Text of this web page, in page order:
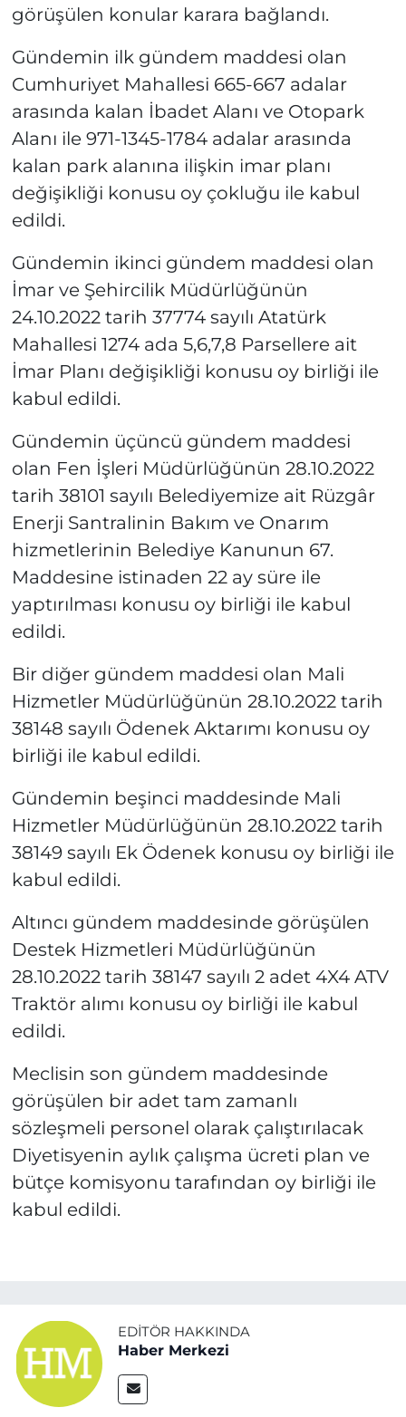
görüşülen konular karara bağlandı.
Gündemin ilk gündem maddesi olan
Cumhuriyet Mahallesi 665-667 adalar
arasında kalan İbadet Alanı ve Otopark
Alanı ile 971-1345-1784 adalar arasında
kalan park alanına ilişkin imar planı
değişikliği konusu oy çokluğu ile kabul
edildi.
Gündemin ikinci gündem maddesi olan
İmar ve Şehircilik Müdürlüğünün
24.10.2022 tarih 37774 sayılı Atatürk
Mahallesi 1274 ada 5,6,7,8 Parsellere ait
İmar Planı değişikliği konusu oy birliği ile
kabul edildi.
Gündemin üçüncü gündem maddesi
olan Fen İşleri Müdürlüğünün 28.10.2022
tarih 38101 sayılı Belediyemize ait Rüzgâr
Enerji Santralinin Bakım ve Onarım
hizmetlerinin Belediye Kanunun 67.
Maddesine istinaden 22 ay süre ile
yaptırılması konusu oy birliği ile kabul
edildi.
Bir diğer gündem maddesi olan Mali
Hizmetler Müdürlüğünün 28.10.2022 tarih
38148 sayılı Ödenek Aktarımı konusu oy
birliği ile kabul edildi.
Gündemin beşinci maddesinde Mali
Hizmetler Müdürlüğünün 28.10.2022 tarih
38149 sayılı Ek Ödenek konusu oy birliği ile
kabul edildi.
Altıncı gündem maddesinde görüşülen
Destek Hizmetleri Müdürlüğünün
28.10.2022 tarih 38147 sayılı 2 adet 4X4 ATV
Traktör alımı konusu oy birliği ile kabul
edildi.
Meclisin son gündem maddesinde
görüşülen bir adet tam zamanlı
sözleşmeli personel olarak çalıştırılacak
Diyetisyenin aylık çalışma ücreti plan ve
bütçe komisyonu tarafından oy birliği ile
kabul edildi.
EDITÖR HAKKINDA
Haber Merkezi